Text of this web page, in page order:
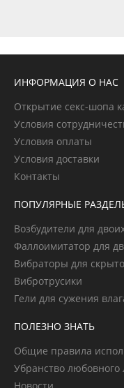
ИНФОРМАЦИЯ О НАС
Открытие секс-шопа
Условия
Условия оплаты
Условия доставки
Контакты
ПОПУЛЯРНЫЕ
Возбудители для
Фаллоимитатор для
Вибраторы для
Вибротрусики
Гели для сужения
ПОЛЕЗНО ЗНАТЬ
Общие правила
Убранство любовного